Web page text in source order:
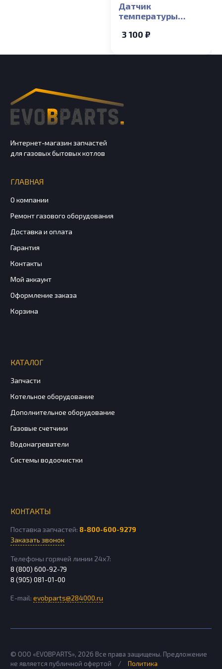
Датчик
температуры
ECO Compact, ECO-5
3 100 ₽
Интернет-магазин запчастей
для газовых бытовых котлов
ГЛАВНАЯ
О компании
Ремонт газового оборудования
Доставка и оплата
Гарантия
Контакты
Мой аккаунт
Оформление заказа
Корзина
КАТАЛОГ
Запчасти
Котельное оборудование
Дополнительное оборудование
Газовые счетчики
Водонагреватели
Системы водоочистки
КОНТАКТЫ
Поставка запчастей: 8-800-600-9279
Заказать звонок
Телефоны горячей линии 24х7:
8 (800) 600-92-79
8 (905) 081-01-00
E-mail: evobparts@284000.ru
© ООО «EVOBPARTS», 2026 Все права защищены. Предложение
не является публичной офертой
/ Политика